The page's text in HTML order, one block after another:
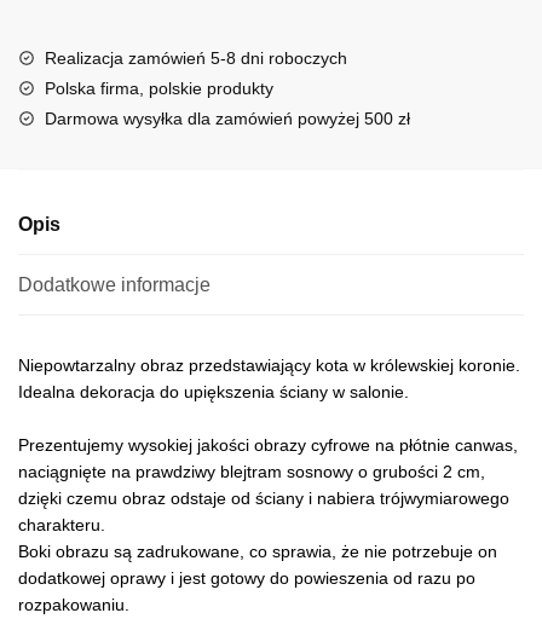
Realizacja zamówień 5-8 dni roboczych
Polska firma, polskie produkty
Darmowa wysyłka dla zamówień powyżej 500 zł
Opis
Dodatkowe informacje
Niepowtarzalny obraz przedstawiający kota w królewskiej koronie.
Idealna dekoracja do upiększenia ściany w salonie.
Prezentujemy wysokiej jakości obrazy cyfrowe na płótnie canwas,
naciągnięte na prawdziwy blejtram sosnowy o grubości 2 cm,
dzięki czemu obraz odstaje od ściany i nabiera trójwymiarowego
charakteru.
Boki obrazu są zadrukowane, co sprawia, że nie potrzebuje on
dodatkowej oprawy i jest gotowy do powieszenia od razu po
rozpakowaniu.